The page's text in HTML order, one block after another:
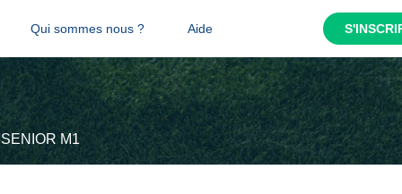
Qui sommes nous ? Aide
SENIOR M1